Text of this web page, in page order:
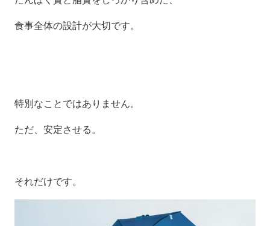
食事全体の設計が大切です。
特別なことではありません。
ただ、安定させる。
それだけです。